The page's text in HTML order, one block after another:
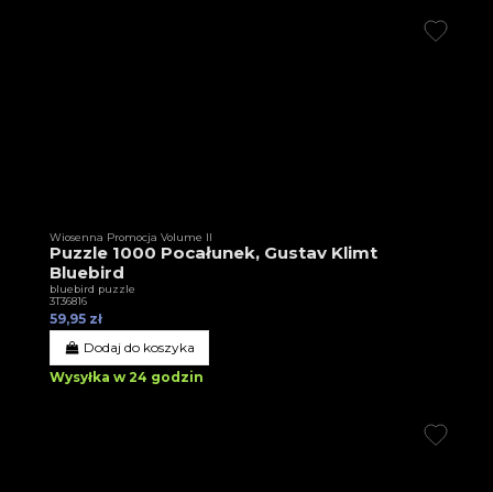
Wiosenna Promocja Volume II
Puzzle 1000 Pocałunek, Gustav Klimt
Bluebird
bluebird puzzle
3T36816
59,95 zł
Dodaj do koszyka
Wysyłka w 24 godzin